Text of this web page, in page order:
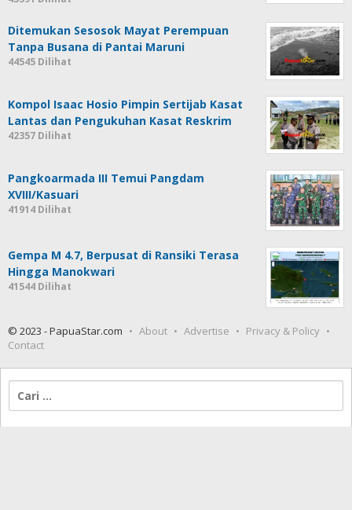
© 2023 - PapuaStar.com About Advertise
Privacy & Policy
Contact
untuk: